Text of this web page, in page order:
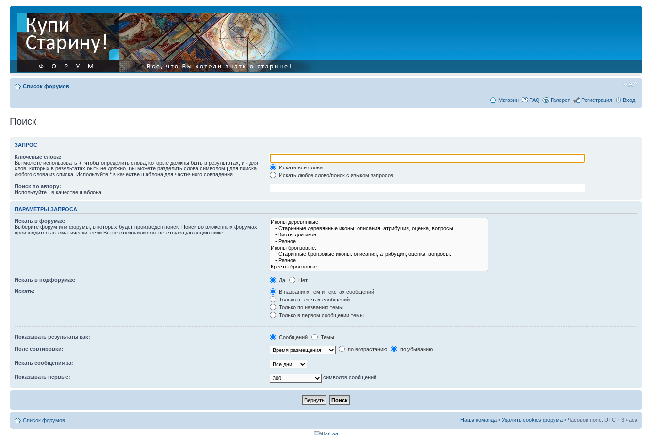
Список форумов
Магазин FAQ Галерея Регистрация Вход
Поиск
ЗАПРОС
Ключевые слова:
Вы можете использовать + , чтобы определить слова, которые должны быть в результатах, и - для
слов, которых в результатах быть не должно. Вы можете разделить слова символом | для поиска
любого слова из списка. Используйте * в качестве шаблона для частичного совпадения.
Искать все слова
Искать любое слово/поиск с языком запросов
Поиск по автору:
Используйте * в качестве шаблона.
ПАРАМЕТРЫ ЗАПРОСА
Искать в форумах:
Выберите форум или форумы, в которых будет произведен поиск. Поиск во вложенных форумах
производится автоматически, если Вы не отключили соответствующую опцию ниже.
Искать в подфорумах: Да
Нет
Искать:
В названиях тем и текстах сообщений
Только в текстах сообщений
Только по названию темы
Только в первом сообщении темы
Показывать результаты как: Сообщений
Темы
Поле сортировки:
по возрастанию по убыванию
Искать сообщения за:
Показывать первые: символов сообщений
Список форумов Наша команда • Удалить cookies форума • Часовой пояс: UTC + 3 часа